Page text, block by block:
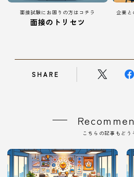
面接試験にお困りの方はコチラ
面接のトリセツ
企業と
SHARE
こちらの記事もどう